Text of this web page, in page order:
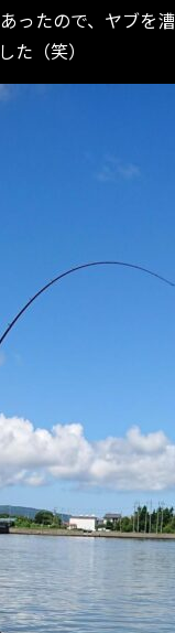
ったので、ヤブを
た（笑）